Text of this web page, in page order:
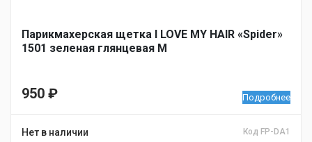
Парикмахерская щетка I LOVE MY HAIR «Spider»
1501 зеленая глянцевая M
950 ₽ Подробнее
Нет в наличии Код FP-DA1